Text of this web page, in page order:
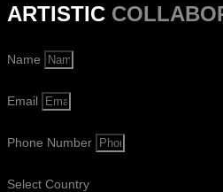
ARTISTIC
Name
Email
Phone Number
Select Country